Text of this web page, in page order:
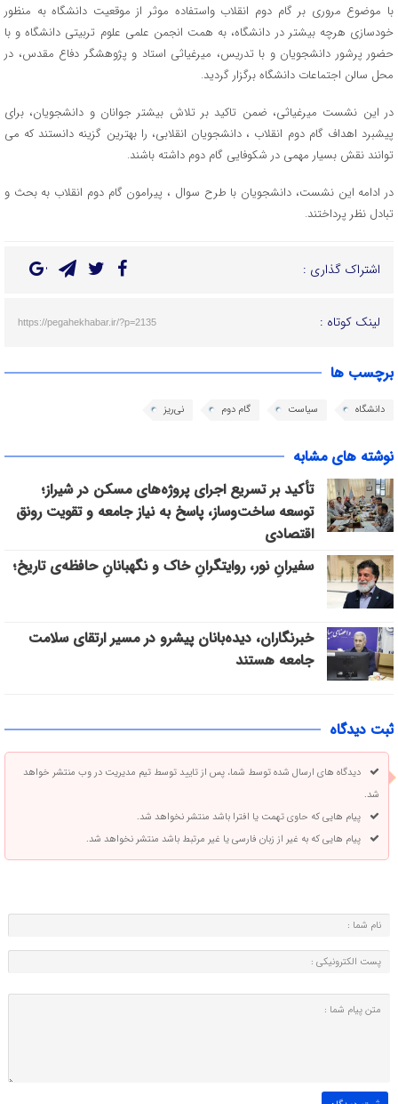
با موضوع مروری بر گام دوم انقلاب واستفاده موثر از موقعیت دانشگاه به منظور
خودسازی هرچه بیشتر در دانشگاه، به همت انجمن علمی علوم تربیتی دانشگاه و با
حضور پرشور دانشجویان و با تدریس، میرغیاثی استاد و پژوهشگر دفاع مقدس، در
محل سالن اجتماعات دانشگاه برگزار گردید.
در این نشست میرغیاثی، ضمن تاکید بر تلاش بیشتر جوانان و دانشجویان، برای
پیشبرد اهداف گام دوم انقلاب ، دانشجویان انقلابی، را بهترین گزینه دانستند که می
توانند نقش بسیار مهمی در شکوفایی گام دوم داشته باشند.
در ادامه این نشست، دانشجویان با طرح سوال ، پیرامون گام دوم انقلاب به بحث و
تبادل نظر پرداختند.
اشتراک گذاری :
لینک کوتاه : https://pegahekhabar.ir/?p=2135
برچسب ها
دانشگاه سیاست گام دوم نی‌ریز
نوشته های مشابه
تأکید بر تسریع اجرای پروژه‌های مسکن در شیراز؛
توسعه ساخت‌وساز، پاسخ به نیاز جامعه و تقویت رونق
اقتصادی
سفیرانِ نور، روایتگرانِ خاک و نگهبانانِ حافظه‌ی تاریخ؛
خبرنگاران، دیده‌بانان پیشرو در مسیر ارتقای سلامت
جامعه هستند
ثبت دیدگاه
دیدگاه های ارسال شده توسط شما، پس از تایید توسط تیم مدیریت در وب منتشر خواهد
شد.
پیام هایی که حاوی تهمت یا افترا باشد منتشر نخواهد شد.
پیام هایی که به غیر از زبان فارسی یا غیر مرتبط باشد منتشر نخواهد شد.